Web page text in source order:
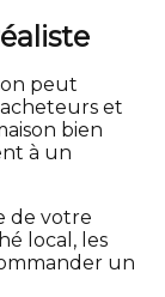
peut
et
bien
à un
de votre
local, les
un